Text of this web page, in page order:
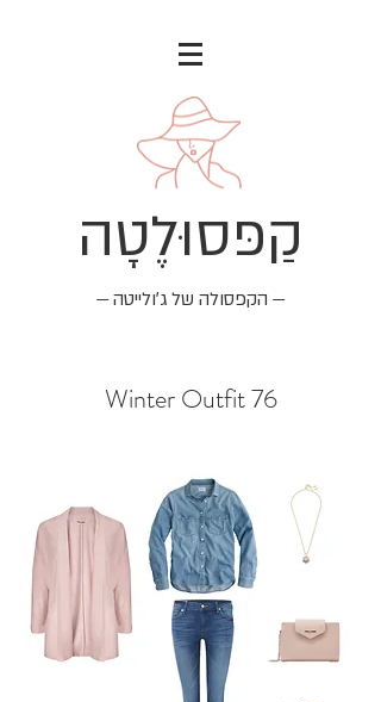
קַפּסוּלֶטָה
— הקפסולה של ג׳ולייטה —
Winter Outfit 76